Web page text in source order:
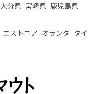
大分県 宮崎県 鹿児島県
エストニア オランダ タイ